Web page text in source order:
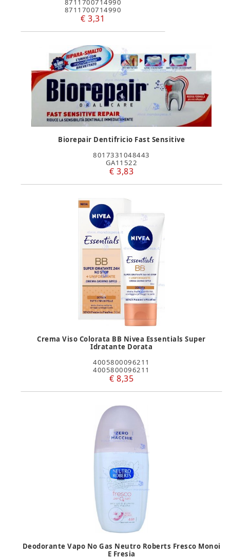
8711700714990
8711700714990
€ 3,31
Biorepair Dentifricio Fast Sensitive
8017331048443
GA11522
€ 3,83
Crema Viso Colorata BB Nivea Essentials Super
Idratante Dorata
4005800096211
4005800096211
€ 8,35
Deodorante Vapo No Gas Neutro Roberts Fresco Monoi
E Fresia